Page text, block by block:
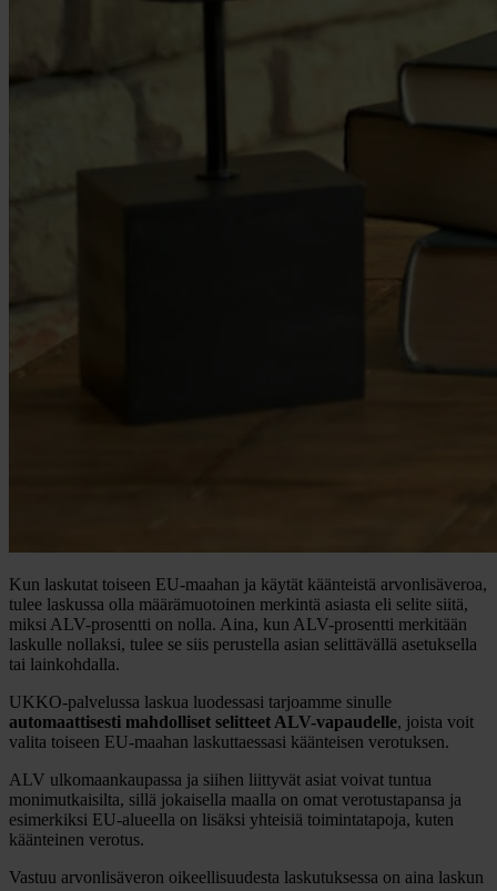
Kun laskutat toiseen EU-maahan ja käytät käänteistä arvonlisäveroa,
tulee laskussa olla määrämuotoinen merkintä asiasta eli selite siitä,
miksi ALV-prosentti on nolla. Aina, kun ALV-prosentti merkitään
laskulle nollaksi, tulee se siis perustella asian selittävällä asetuksella
tai lainkohdalla.
UKKO-palvelussa laskua luodessasi tarjoamme sinulle
automaattisesti mahdolliset selitteet ALV-vapaudelle, joista voit
valita toiseen EU-maahan laskuttaessasi käänteisen verotuksen.
ALV ulkomaankaupassa ja siihen liittyvät asiat voivat tuntua
monimutkaisilta, sillä jokaisella maalla on omat verotustapansa ja
esimerkiksi EU-alueella on lisäksi yhteisiä toimintatapoja, kuten
käänteinen verotus.
Vastuu arvonlisäveron oikeellisuudesta laskutuksessa on aina laskun